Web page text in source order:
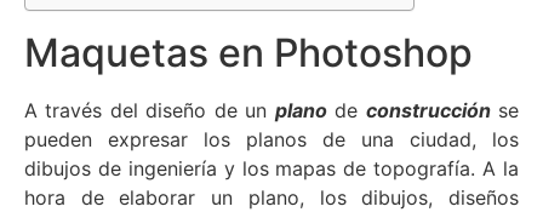
Maquetas en Photoshop
A través del diseño de un planode construcción se
pueden expresar los planos de una ciudad, los
dibujos de ingeniería y los mapas de topografía. A la
hora de elaborar un plano, los dibujos, diseños